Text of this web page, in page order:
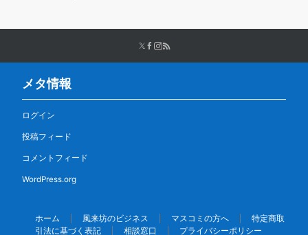
メタ情報
ログイン
投稿フィード
コメントフィード
WordPress.org
ホーム 風来坊のビジネス マスコミの方へ
特定商取
引法に基づく表記
相談窓口 プライバシーポリシー